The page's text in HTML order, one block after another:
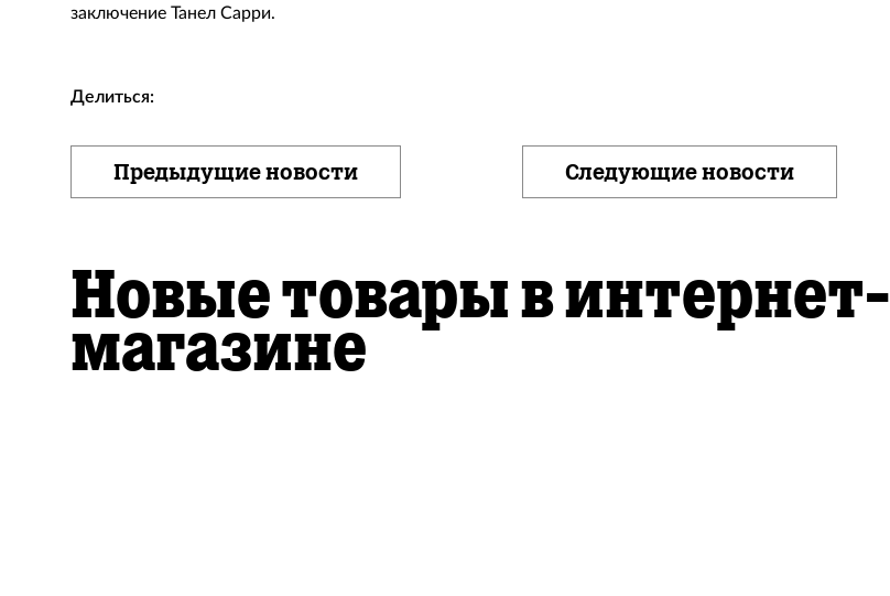
заключение Танел Сарри.
Делиться:
Предыдущие новости Следующие новости
Новые товары в интернет-
магазине